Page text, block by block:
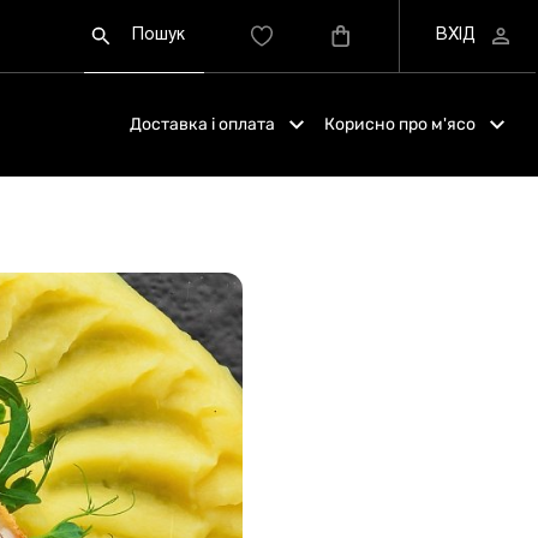
Доставка і оплата Корисно про м'ясо